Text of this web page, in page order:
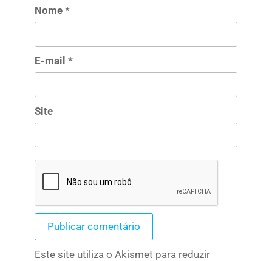
Nome *
E-mail *
Site
Este site utiliza o Akismet para reduzir